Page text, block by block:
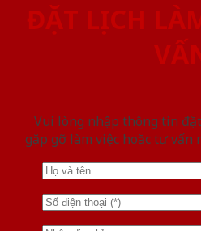
ĐẶT LỊCH
Vui lòng nhập thông tin
gặp gỡ làm việc hoăc tư vấn